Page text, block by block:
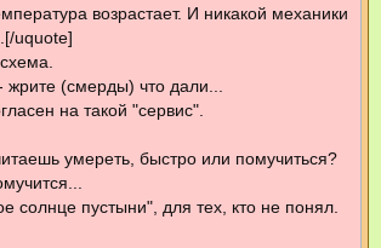
возрастает. И никакой механики
uquote]
жрите (смерды) что дали...
на такой "сервис".
умереть, быстро или помучиться?
солнце пустыни", для тех, кто не понял.